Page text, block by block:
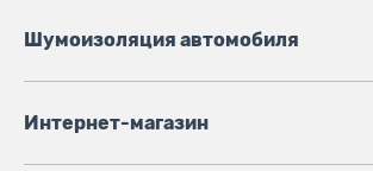
Шумоизоляция автомобиля
Интернет-магазин